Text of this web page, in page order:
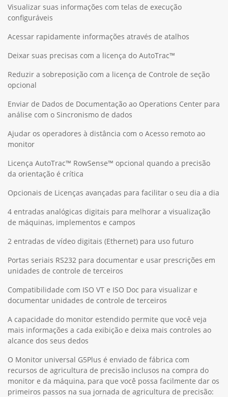
Visualizar suas informações com telas de execução
configuráveis
Acessar rapidamente informações através de atalhos
Deixar suas precisas com a licença do AutoTrac™
Reduzir a sobreposição com a licença de Controle de seção
opcional
Enviar de Dados de Documentação ao Operations Center para
análise com o Sincronismo de dados
Ajudar os operadores à distância com o Acesso remoto ao
monitor
Licença AutoTrac™ RowSense™ opcional quando a precisão
da orientação é crítica
Opcionais de Licenças avançadas para facilitar o seu dia a dia
4 entradas analógicas digitais para melhorar a visualização
de máquinas, implementos e campos
2 entradas de vídeo digitais (Ethernet) para uso futuro
Portas seriais RS232 para documentar e usar prescrições em
unidades de controle de terceiros
Compatibilidade com ISO VT e ISO Doc para visualizar e
documentar unidades de controle de terceiros
A capacidade do monitor estendido permite que você veja
mais informações a cada exibição e deixa mais controles ao
alcance dos seus dedos
O Monitor universal G5Plus é enviado de fábrica com
recursos de agricultura de precisão inclusos na compra do
monitor e da máquina, para que você possa facilmente dar os
primeiros passos na sua jornada de agricultura de precisão: